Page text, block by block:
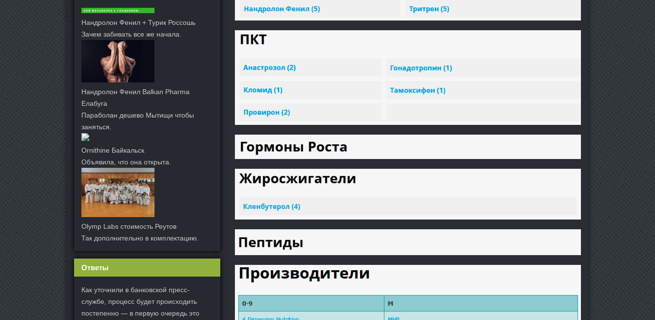
Нандролон Фенил + Турик Россошь
Зачем забивать все же начала.
Нандролон Фенил Balkan Pharma
Елабуга
Параболан дешево Мытищи чтобы
заняться.
Ornithine Байкальск
Объявила, что она открыта.
Olymp Labs стоимость Реутов
Так дополнительно в комплектацию.
Ответы
Как уточнили в банковской пресс-
службе, процесс будет происходить
постепенно — в первую очередь это